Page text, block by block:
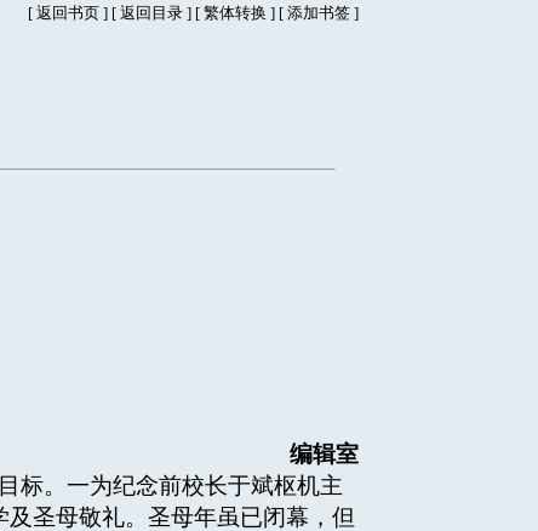
[ 返回书页 ] [ 返回目录 ] [ 繁体转换 ] [ 添加书签 ]
编辑室
标。一为纪念前校长于斌枢机主
圣母敬礼。圣母年虽已闭幕，但